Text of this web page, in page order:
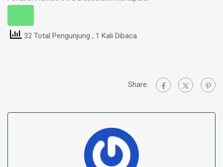
32 Total Pengunjung , 1 Kali Dibaca
Share: